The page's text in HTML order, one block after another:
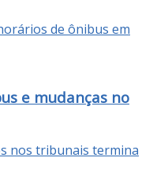
e mudanças no